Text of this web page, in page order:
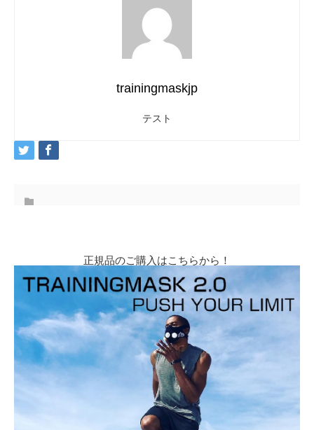
trainingmaskjp
テスト
正規品のご購入はこちらから！